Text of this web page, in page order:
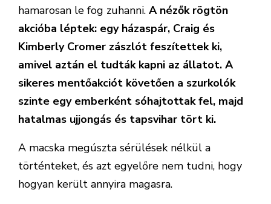
hamarosan le fog zuhanni. A nézők rögtön
akcióba léptek: egy házaspár, Craig és
Kimberly Cromer zászlót feszítettek ki,
amivel aztán el tudták kapni az állatot. A
sikeres mentőakciót követően a szurkolók
szinte egy emberként sóhajtottak fel, majd
hatalmas ujjongás és tapsvihar tört ki.
A macska megúszta sérülések nélkül a
történteket, és azt egyelőre nem tudni, hogy
hogyan került annyira magasra.